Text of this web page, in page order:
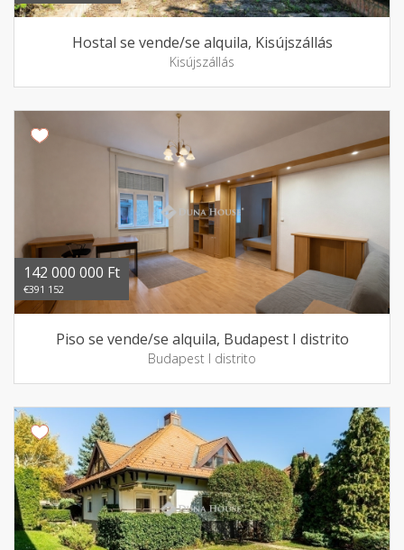
Hostal se vende/se alquila, Kisújszállás
Kisújszállás
142 000 000 Ft
€391 152
Piso se vende/se alquila, Budapest I distrito
Budapest I distrito